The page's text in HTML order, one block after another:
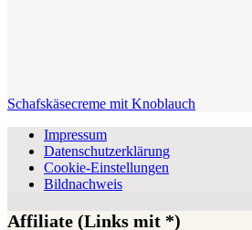
Schafskäsecreme mit Knoblauch
Impressum
Datenschutzerklärung
Cookie-Einstellungen
Bildnachweis
Affiliate (Links mit *)